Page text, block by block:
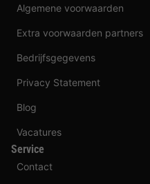
Algemene voorwaarden
Extra voorwaarden partners
Bedrijfsgegevens
Privacy Statement
Blog
Vacatures
Service
Contact